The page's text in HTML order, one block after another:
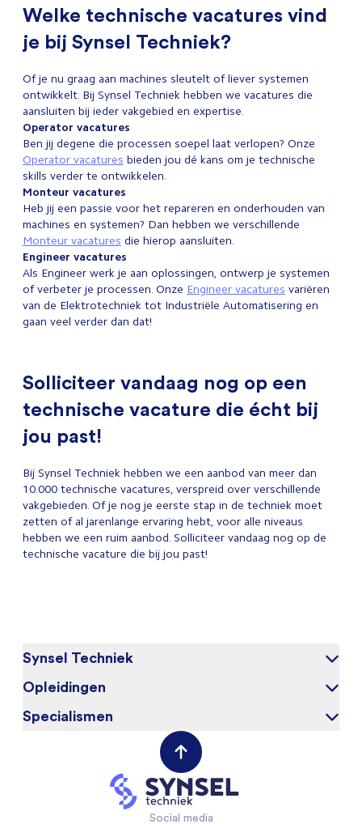
Welke technische vacatures vind
je bij Synsel Techniek?
Of je nu graag aan machines sleutelt of liever systemen
ontwikkelt. Bij Synsel Techniek hebben we vacatures die
aansluiten bij ieder vakgebied en expertise.
Operator vacatures
Ben jij degene die processen soepel laat verlopen? Onze
Operator vacatures bieden jou dé kans om je technische
skills verder te ontwikkelen.
Monteur vacatures
Heb jij een passie voor het repareren en onderhouden van
machines en systemen? Dan hebben we verschillende
Monteur vacatures die hierop aansluiten.
Engineer vacatures
Als Engineer werk je aan oplossingen, ontwerp je systemen
of verbeter je processen. Onze Engineer vacatures variëren
van de Elektrotechniek tot Industriële Automatisering en
gaan veel verder dan dat!
Solliciteer vandaag nog op een
technische vacature die écht bij
jou past!
Bij Synsel Techniek hebben we een aanbod van meer dan
10.000 technische vacatures, verspreid over verschillende
vakgebieden. Of je nog je eerste stap in de techniek moet
zetten of al jarenlange ervaring hebt, voor alle niveaus
hebben we een ruim aanbod. Solliciteer vandaag nog op de
technische vacature die bij jou past!
Synsel Techniek
Over ons
Onze kandidaten
Contact opnemen
Opleidingen
Elektrotechniek
Industriële Automatisering
Specialismen
Mechanical Engineers
Software & Electrical Engineers
Monteurs Technische DienstSocial media